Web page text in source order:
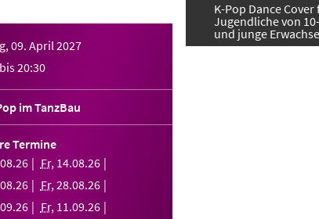
09. April 2027
bis20:30
im TanzBau
Termine
08.26 Fr, 14.08.26
08.26 Fr,28.08.26
09.26 Fr, 11.09.26
K-Pop Dance Cover
Jugendliche von
und junge